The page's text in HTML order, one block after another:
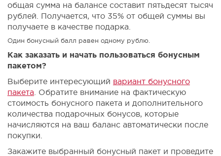
общая сумма на балансе составит пятьдесят тысяч
рублей. Получается, что 35% от общей суммы вы
получаете в качестве подарка.
Один бонусный балл равен одному рублю.
Как заказать и начать пользоваться бонусным
пакетом?
Выберите интересующий вариант бонусного
пакета . Обратите внимание на фактическую
стоимость бонусного пакета и дополнительного
количества подарочных бонусов, которые
начисляются на ваш баланс автоматически после
покупки.
Закажите выбранный бонусный пакет и проведите